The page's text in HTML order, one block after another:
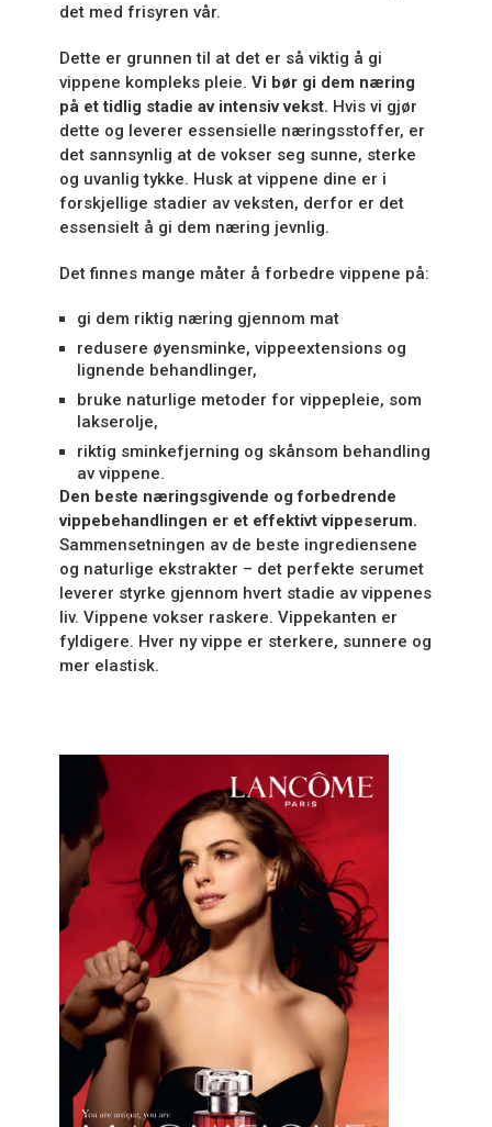
det med frisyren vår.
Dette er grunnen til at det er så viktig å gi
vippene kompleks pleie. Vi bør gi dem næring
på et tidlig stadie av intensiv vekst. Hvis vi gjør
dette og leverer essensielle næringsstoffer, er
det sannsynlig at de vokser seg sunne, sterke
og uvanlig tykke. Husk at vippene dine er i
forskjellige stadier av veksten, derfor er det
essensielt å gi dem næring jevnlig.
Det finnes mange måter å forbedre vippene på:
gi dem riktig næring gjennom mat
redusere øyensminke, vippeextensions og
lignende behandlinger,
bruke naturlige metoder for vippepleie, som
lakserolje,
riktig sminkefjerning og skånsom behandling
av vippene.
Den beste næringsgivende og forbedrende
vippebehandlingen er et effektivt vippeserum.
Sammensetningen av de beste ingrediensene
og naturlige ekstrakter – det perfekte serumet
leverer styrke gjennom hvert stadie av vippenes
liv. Vippene vokser raskere. Vippekanten er
fyldigere. Hver ny vippe er sterkere, sunnere og
mer elastisk.